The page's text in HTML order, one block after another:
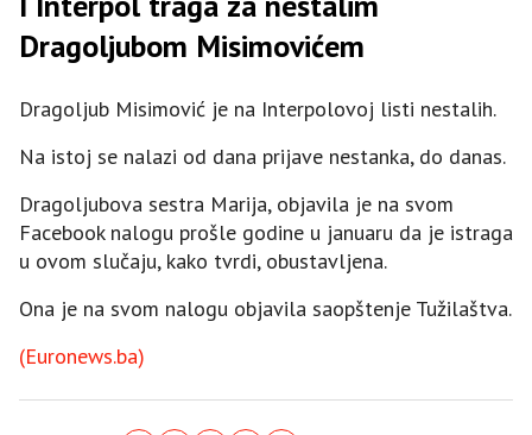
Dragoljubom Misimovićem
Dragoljub Misimović je na Interpolovoj listi nestalih.
Na istoj se nalazi od dana prijave nestanka, do danas.
Dragoljubova sestra Marija, objavila je na svom
Facebook nalogu prošle godine u januaru da je istraga
u ovom slučaju, kako tvrdi, obustavljena.
Ona je na svom nalogu objavila saopštenje Tužilaštva.
(Euronews.ba)